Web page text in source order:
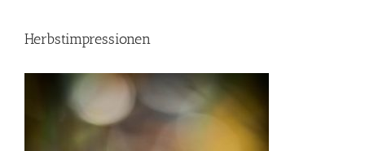
Herbstimpressionen